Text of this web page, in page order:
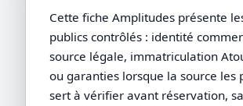
Cette fiche Amplitudes présente
publics contrôlés : identité
source légale, immatriculation
ou garanties lorsque la source les
sert à vérifier avant réservation,